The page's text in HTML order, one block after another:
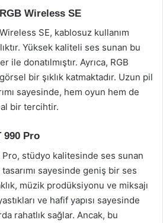
Wireless SE
SE, kablosuz kullanım
Yüksek kaliteli ses sunan bu
ile donatılmıştır. Ayrıca, RGB
bir şıklık katmaktadır. Uzun pil
sayesinde, hem oyun hem de
bir tercihtir.
990 Pro
stüdyo kalitesinde ses sunan
sayesinde geniş bir ses
müzik prodüksiyonu ve miksajı
ve hafif yapısı sayesinde
rahatlık sağlar. Ancak, bu